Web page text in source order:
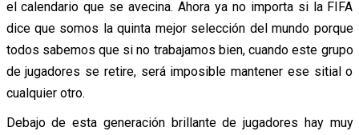
el calendario que se avecina. Ahora ya no importa si la FIFA
dice que somos la quinta mejor selección del mundo porque
todos sabemos que si no trabajamos bien, cuando este grupo
de jugadores se retire, será imposible mantener ese sitial o
cualquier otro.
Debajo de esta generación brillante de jugadores hay muy